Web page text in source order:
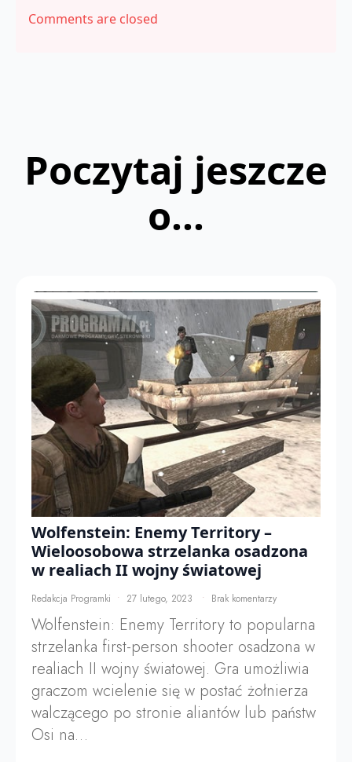
Comments are closed
Poczytaj jeszcze
o...
Wolfenstein: Enemy Territory –
Wieloosobowa strzelanka osadzona
w realiach II wojny światowej
Redakcja Programki 27 lutego, 2023 Brak komentarzy
Wolfenstein: Enemy Territory to popularna
strzelanka first-person shooter osadzona w
realiach II wojny światowej. Gra umożliwia
graczom wcielenie się w postać żołnierza
walczącego po stronie aliantów lub państw
Osi na…